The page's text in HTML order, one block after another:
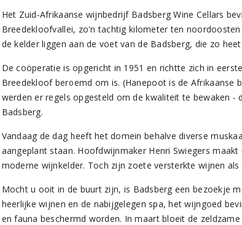
Het Zuid-Afrikaanse wijnbedrijf Badsberg Wine Cellars
Breedekloofvallei, zo'n tachtig kilometer ten
de kelder liggen aan de voet van de Badsberg, die zo
De coöperatie is opgericht in 1951 en richtte zich in
Breedekloof beroemd om is. (Hanepoot is de Afrikaanse
werden er regels opgesteld om de kwaliteit te bewaken -
Badsberg.
Vandaag de dag heeft het domein behalve diverse
aangeplant staan. Hoofdwijnmaker Henri Swiegers
moderne wijnkelder. Toch zijn zoete versterkte wijnen
Mocht u ooit in de buurt zijn, is Badsberg een bezoekje
heerlijke wijnen en de nabijgelegen spa, het wijngoed
en fauna beschermd worden. In maart bloeit de